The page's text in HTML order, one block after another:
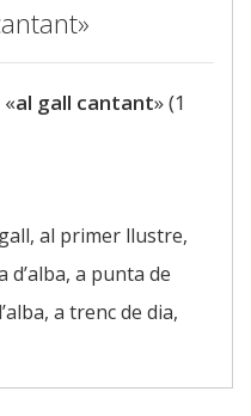
al gall cantant» (1
al primer llustre,
d’alba, a punta de
a trenc de dia,